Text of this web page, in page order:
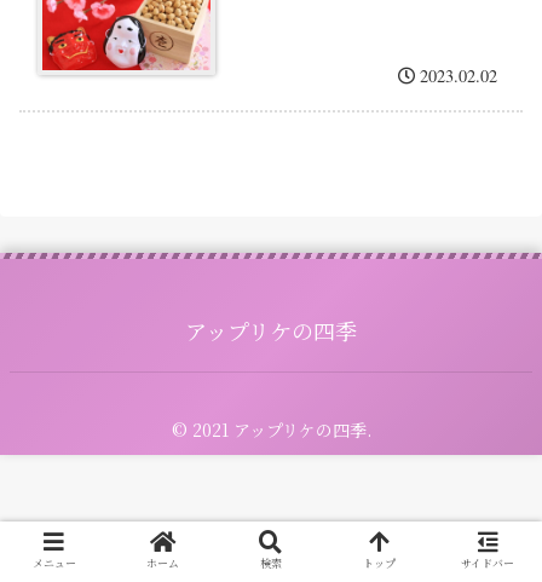
2023.02.02
アップリケの四季
© 2021 アップリケの四季.
メニュー ホーム 検索 トップ サイドバー